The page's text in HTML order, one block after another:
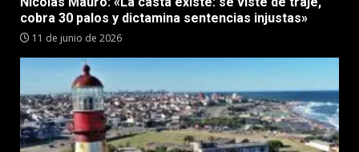
cobra 30 palos y dictamina sentencias injustas»
11 de junio de 2026